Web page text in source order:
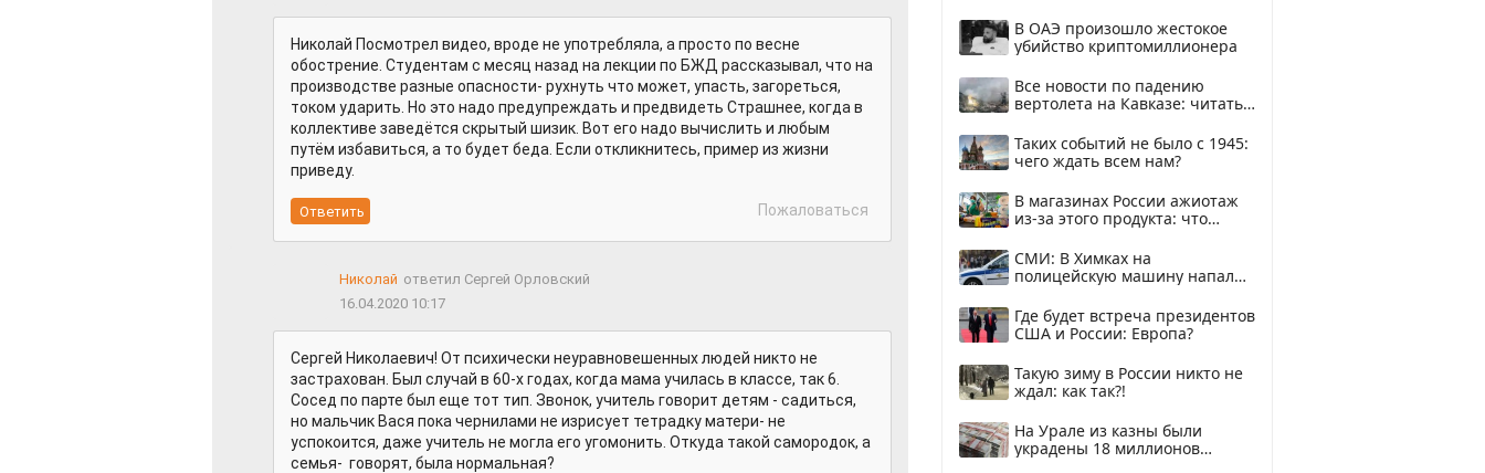
Николай Посмотрел видео, вроде не употребляла, а просто по весне
обострение. Студентам с месяц назад на лекции по БЖД рассказывал, что на
производстве разные опасности- рухнуть что может, упасть, загореться,
током ударить. Но это надо предупреждать и предвидеть Страшнее, когда в
коллективе заведётся скрытый шизик. Вот его надо вычислить и любым
путём избавиться, а то будет беда. Если откликнитесь, пример из жизни
приведу.
Пожаловаться
Николай ответил Сергей Орловский
16.04.2020 10:17
Сергей Николаевич! От психически неуравновешенных людей никто не
застрахован. Был случай в 60-х годах, когда мама училась в классе, так 6.
Сосед по парте был еще тот тип. Звонок, учитель говорит детям - садиться,
но мальчик Вася пока чернилами не изрисует тетрадку матери- не
успокоится, даже учитель не могла его угомонить. Откуда такой самородок, а
семья- говорят, была нормальная?
В ОАЭ произошло жестокое
убийство криптомиллионера
Все новости по падению
вертолета на Кавказе: читать
Таких событий не было с 1945:
чего ждать всем нам?
В магазинах России ажиотаж
из-за этого продукта: что
СМИ: В Химках на
полицейскую машину напали
Где будет встреча президентов
США и России: Европа?
Такую зиму в России никто не
ждал: как так?!
На Урале из казны были
украдены 18 миллионов